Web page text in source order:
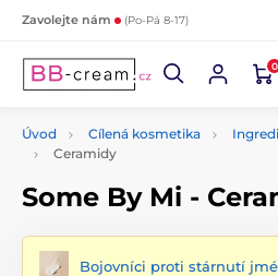
Zavolejte nám (Po-Pá 8-17)
0
Úvod Cílená kosmetika
Ceramidy
Some By Mi -
Bojovníci proti stárnutí